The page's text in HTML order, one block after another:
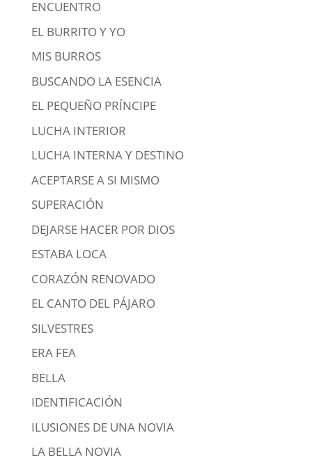
ENCUENTRO
EL BURRITO Y YO
MIS BURROS
BUSCANDO LA ESENCIA
EL PEQUEÑO PRÍNCIPE
LUCHA INTERIOR
LUCHA INTERNA Y DESTINO
ACEPTARSE A SI MISMO
SUPERACIÓN
DEJARSE HACER POR DIOS
ESTABA LOCA
CORAZÓN RENOVADO
EL CANTO DEL PÁJARO
SILVESTRES
ERA FEA
BELLA
IDENTIFICACIÓN
ILUSIONES DE UNA NOVIA
LA BELLA NOVIA